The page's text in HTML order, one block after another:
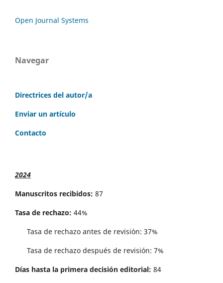
Open Journal Systems
Navegar
Directrices del autor/a
Enviar un artículo
Contacto
2024
Manuscritos recibidos: 87
Tasa de rechazo: 44%
Tasa de rechazo antes de revisi´on: 37%
Tasa de rechazo después de revisión: 7%
Días hasta la primera decisión editorial: 84